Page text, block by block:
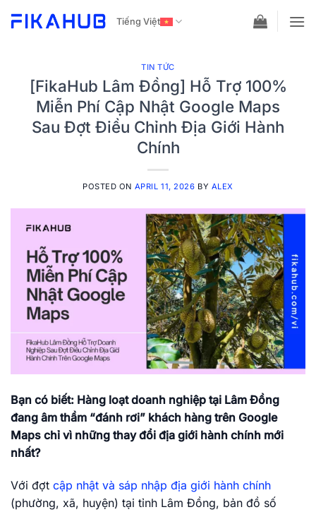
Tiếng Việt
TIN TỨC
[FikaHub Lâm Đồng] Hỗ Trợ 100%
Miễn Phí Cập Nhật Google Maps
Sau Đợt Điều Chỉnh Địa Giới Hành
Chính
POSTED ON APRIL 11, 2026 BY ALEX
Bạn có biết: Hàng loạt doanh nghiệp tại Lâm Đồng
đang âm thầm “đánh rơi” khách hàng trên Google
Maps chỉ vì những thay đổi địa giới hành chính mới
nhất?
Với đợt cập nhật và sáp nhập địa giới hành chính
(phường, xã, huyện) tại tỉnh Lâm Đồng, bản đồ số